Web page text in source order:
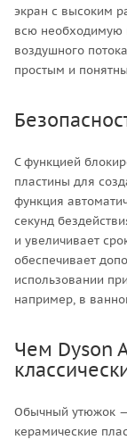
экран с высоким
всю необходимую
воздушного
простым и
С функцией
пластины для
функция
секунд
и увеличивает
обеспечивает
использовании
например, в
Чем Dyson
Обычный утюжок —
керамические